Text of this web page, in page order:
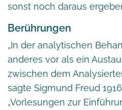
sonst noch daraus
Berührungen
„In der analytischen
anderes vor als ein
zwischen dem
sagte Sigmund Freud
„Vorlesungen zur